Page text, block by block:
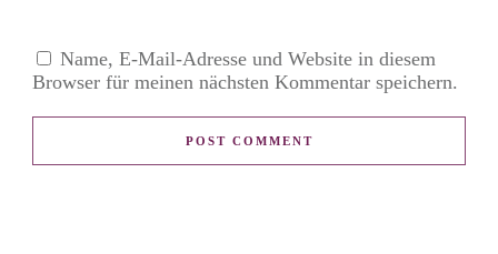
Name, E-Mail-Adresse und Website in diesem
Browser für meinen nächsten Kommentar speichern.
POST COMMENT